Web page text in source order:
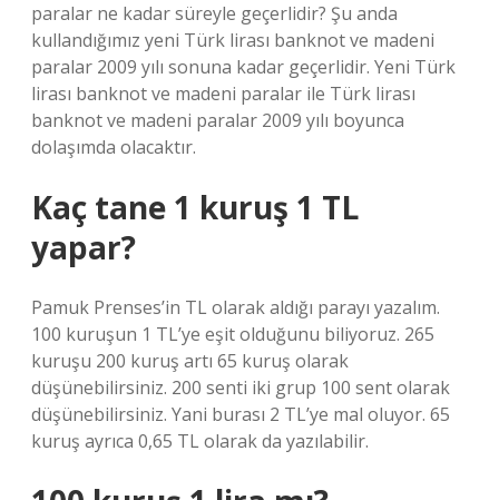
paralar ne kadar süreyle geçerlidir? Şu anda
kullandığımız yeni Türk lirası banknot ve madeni
paralar 2009 yılı sonuna kadar geçerlidir. Yeni Türk
lirası banknot ve madeni paralar ile Türk lirası
banknot ve madeni paralar 2009 yılı boyunca
dolaşımda olacaktır.
Kaç tane 1 kuruş 1 TL
yapar?
Pamuk Prenses’in TL olarak aldığı parayı yazalım.
100 kuruşun 1 TL’ye eşit olduğunu biliyoruz. 265
kuruşu 200 kuruş artı 65 kuruş olarak
düşünebilirsiniz. 200 senti iki grup 100 sent olarak
düşünebilirsiniz. Yani burası 2 TL’ye mal oluyor. 65
kuruş ayrıca 0,65 TL olarak da yazılabilir.